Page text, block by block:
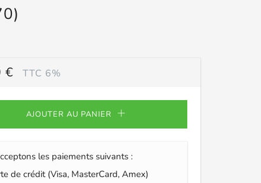
€ TTC 6%
AJOUTER AU PANIER
les paiements suivants :
de crédit (Visa, MasterCard, Amex)